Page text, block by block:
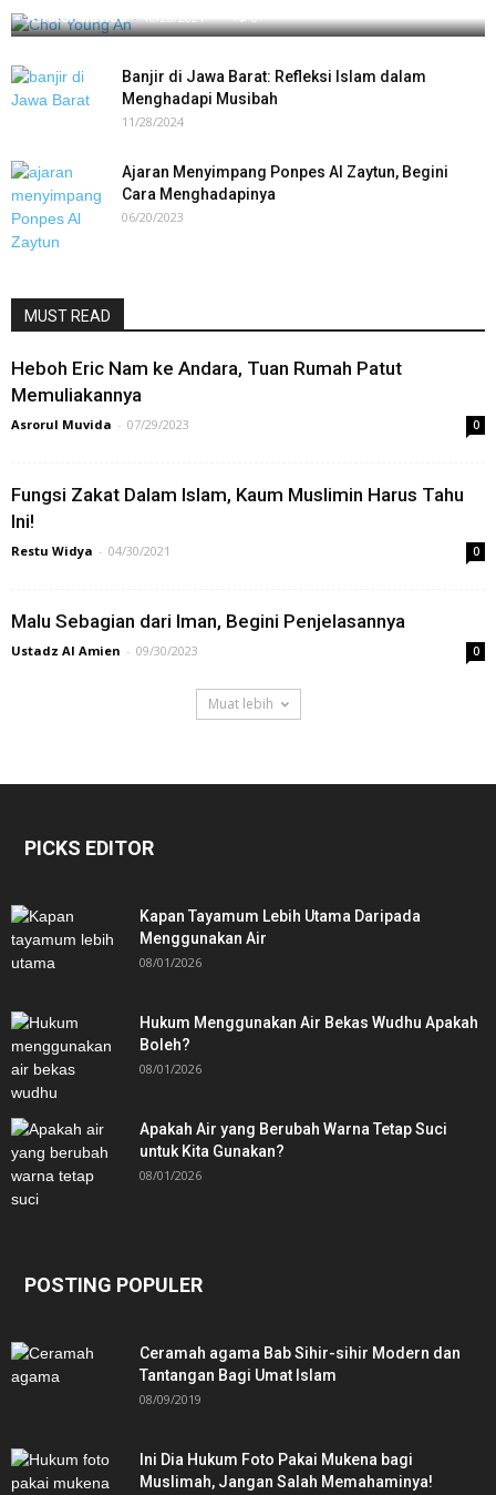
Asrorul Muvida - 10/28/2021 0
Banjir di Jawa Barat: Refleksi Islam dalam
Menghadapi Musibah
11/28/2024
Ajaran Menyimpang Ponpes Al Zaytun, Begini
Cara Menghadapinya
06/20/2023
MUST READ
Heboh Eric Nam ke Andara, Tuan Rumah Patut
Memuliakannya
Asrorul Muvida - 07/29/2023 0
Fungsi Zakat Dalam Islam, Kaum Muslimin Harus Tahu
Ini!
Restu Widya - 04/30/2021 0
Malu Sebagian dari Iman, Begini Penjelasannya
Ustadz Al Amien - 09/30/2023 0
Muat lebih
PICKS EDITOR
Kapan Tayamum Lebih Utama Daripada
Menggunakan Air
08/01/2026
Hukum Menggunakan Air Bekas Wudhu Apakah
Boleh?
08/01/2026
Apakah Air yang Berubah Warna Tetap Suci
untuk Kita Gunakan?
08/01/2026
POSTING POPULER
Ceramah agama Bab Sihir-sihir Modern dan
Tantangan Bagi Umat Islam
08/09/2019
Ini Dia Hukum Foto Pakai Mukena bagi
Muslimah, Jangan Salah Memahaminya!